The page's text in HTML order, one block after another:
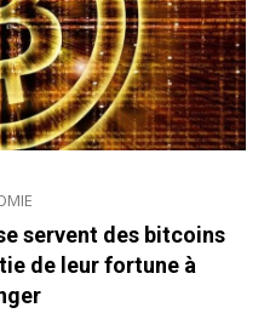
servent des bitcoins
de leur fortune à